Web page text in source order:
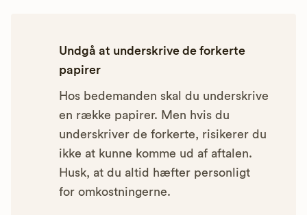
Undgå at underskrive de forkerte
papirer
Hos bedemanden skal du underskrive
en række papirer. Men hvis du
underskriver de forkerte, risikerer du
ikke at kunne komme ud af aftalen.
Husk, at du altid hæfter personligt
for omkostningerne.